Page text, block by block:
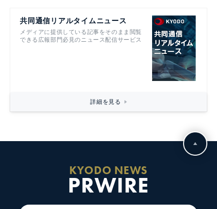
共同通信リアルタイムニュース
メディアに提供している記事をそのまま閲覧
できる広報部門必見のニュース配信サービス
詳細を見る
KYODO NEWS
PRWIRE